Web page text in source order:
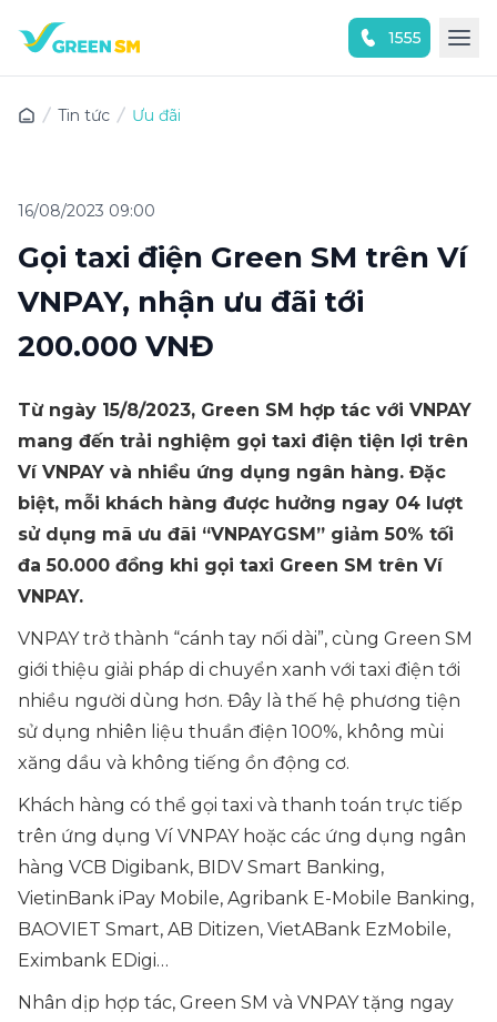
1555
Tin tức Ưu đãi
16/08/2023 09:00
Gọi taxi điện Green SM trên Ví
VNPAY, nhận ưu đãi tới
200.000 VNĐ
Từ ngày 15/8/2023, Green SM hợp tác với VNPAY
mang đến trải nghiệm gọi taxi điện tiện lợi trên
Ví VNPAY và nhiều ứng dụng ngân hàng. Đặc
biệt, mỗi khách hàng được hưởng ngay 04 lượt
sử dụng mã ưu đãi “VNPAYGSM” giảm 50% tối
đa 50.000 đồng khi gọi taxi Green SM trên Ví
VNPAY.
VNPAY trở thành “cánh tay nối dài”, cùng Green SM
giới thiệu giải pháp di chuyển xanh với taxi điện tới
nhiều người dùng hơn. Đây là thế hệ phương tiện
sử dụng nhiên liệu thuần điện 100%, không mùi
xăng dầu và không tiếng ồn động cơ.
Khách hàng có thể gọi taxi và thanh toán trực tiếp
trên ứng dụng Ví VNPAY hoặc các ứng dụng ngân
hàng VCB Digibank, BIDV Smart Banking,
VietinBank iPay Mobile, Agribank E-Mobile Banking,
BAOVIET Smart, AB Ditizen, VietABank EzMobile,
Eximbank EDigi…
Nhân dịp hợp tác, Green SM và VNPAY tặng ngay